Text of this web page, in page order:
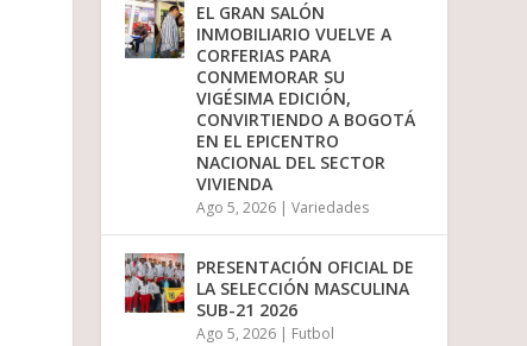
r
o
u
e
n
.
EL GRAN SALÓN
INMOBILIARIO VUELVE A
CORFERIAS PARA
CONMEMORAR SU
VIGÉSIMA EDICIÓN,
CONVIRTIENDO A BOGOTÁ
EN EL EPICENTRO
NACIONAL DEL SECTOR
VIVIENDA
Ago 5, 2026 |Variedades
PRESENTACIÓN OFICIAL DE
LA SELECCIÓN MASCULINA
SUB-21 2026
Ago 5, 2026 | Futbol